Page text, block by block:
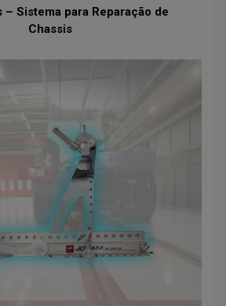
– Sistema para Reparação de
Chassis